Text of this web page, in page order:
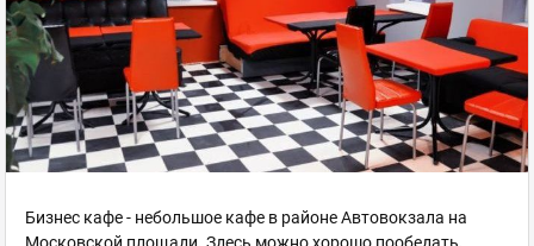
Бизнес кафе - небольшое кафе в районе Автовокзала на
Московской площади. Здесь можно хорошо пообедать,